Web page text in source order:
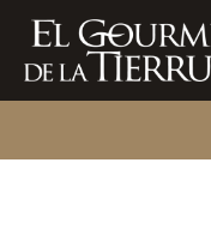
contenido